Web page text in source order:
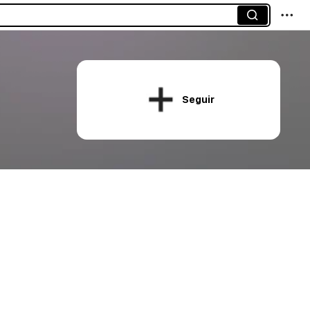
Seguir